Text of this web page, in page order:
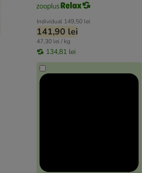
Individual 149,50 lei
141,90 lei
47,30 lei / kg
134,81 lei